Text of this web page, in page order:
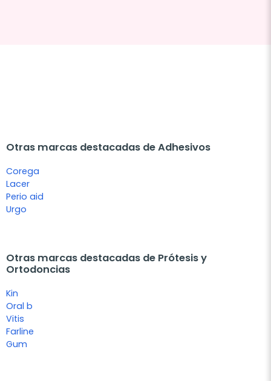
Otras marcas destacadas de Adhesivos
Corega
Lacer
Perio aid
Urgo
Otras marcas destacadas de Prótesis y
Ortodoncias
Kin
Oral b
Vitis
Farline
Gum